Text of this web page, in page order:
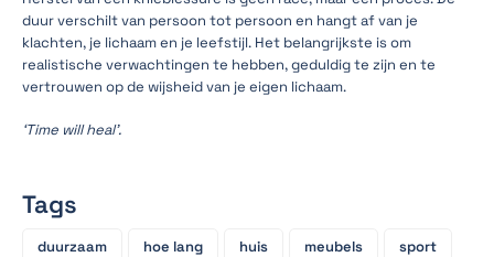
duur verschilt van persoon tot persoon en hangt af van je
klachten, je lichaam en je leefstijl. Het belangrijkste is om
realistische verwachtingen te hebben, geduldig te zijn en te
vertrouwen op de wijsheid van je eigen lichaam.
‘Time will heal’.
Tags
duurzaam hoe lang huis meubels sport